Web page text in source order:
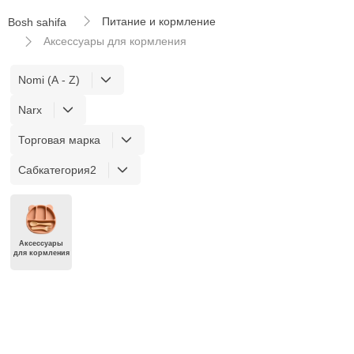
Bosh sahifa
Питание и кормление
Аксессуары для кормления
Nomi (A - Z)
Narx
Торговая марка
Сабкатегория2
Аксессуары
для кормления